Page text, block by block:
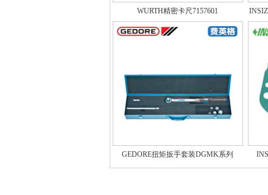
WURTH精密卡尺7157601
GEDORE扭矩扳手套装DGMK系列